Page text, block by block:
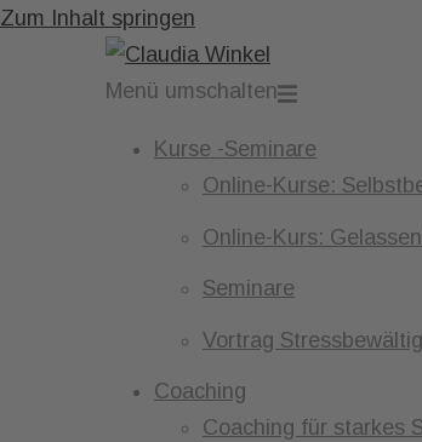
Zum Inhalt springen
Menü umschalten
Kurse -Seminare
Online-Kurse:
Online-Kurs:
Seminare
Vortrag
Coaching
Coaching für starkes